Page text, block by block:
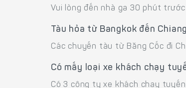
Vui lòng đến nhà ga 30 phút
Tàu hỏa từ Bangkok đến
Các chuyến tàu từ Băng Cốc đi
Có mấy loại xe khách chạy
Có 3 công ty xe khách chạy tuyến